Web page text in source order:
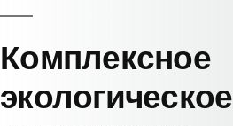
Комплексное
экологическое